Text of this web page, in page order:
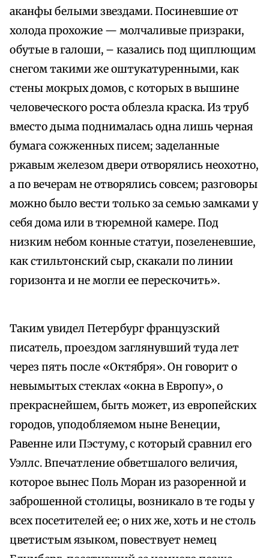
аканфы белыми звездами. Посиневшие от
холода прохожие — молчаливые призраки,
обутые в галоши, – казались под щиплющим
снегом такими же оштукатуренными, как
стены мокрых домов, с которых в вышине
человеческого роста облезла краска. Из труб
вместо дыма поднималась одна лишь черная
бумага сожженных писем; заделанные
ржавым железом двери отворялись неохотно,
а по вечерам не отворялись совсем; разговоры
можно было вести только за семью замками у
себя дома или в тюремной камере. Под
низким небом конные статуи, позеленевшие,
как стильтонский сыр, скакали по линии
горизонта и не могли ее перескочить».
Таким увидел Петербург французский
писатель, проездом заглянувший туда лет
через пять после «Октября». Он говорит о
невымытых стеклах «окна в Европу», о
прекраснейшем, быть может, из европейских
городов, уподобляемом ныне Венеции,
Равенне или Пэстуму, с который сравнил его
Уэллс. Впечатление обветшалого величия,
которое вынес Поль Моран из разоренной и
заброшенной столицы, возникало в те годы у
всех посетителей ее; о них же, хоть и не столь
цветистым языком, повествует немец